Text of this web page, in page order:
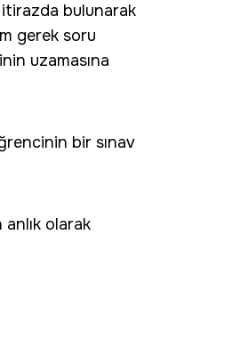
bulunarak
gerek soru
uzamasına
bir sınav
olarak